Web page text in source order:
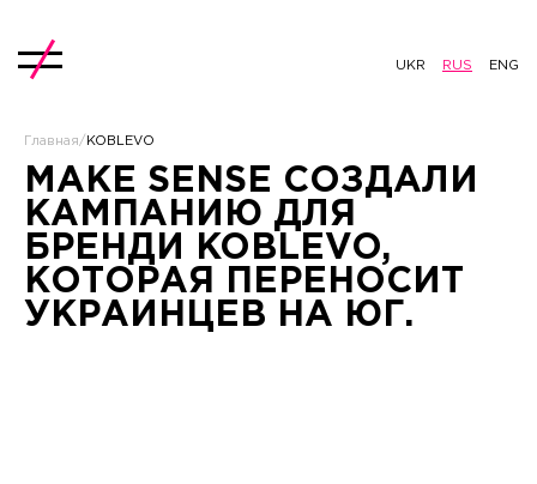
UKR RUS ENG
Главная/ KOBLEVO
MAKE SENSE СОЗДАЛИ
КАМПАНИЮ ДЛЯ
БРЕНДИ KOBLEVO,
КОТОРАЯ ПЕРЕНОСИТ
УКРАИНЦЕВ НА ЮГ.